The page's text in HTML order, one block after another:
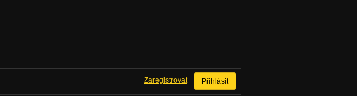
Přihlásit
Zaregistrovat